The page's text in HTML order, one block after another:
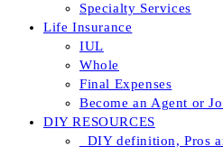
Specialty Services
Life Insurance
IUL
Whole
Final Expenses
Become an Agent or
DIY RESOURCES
_DIY definition, Pros